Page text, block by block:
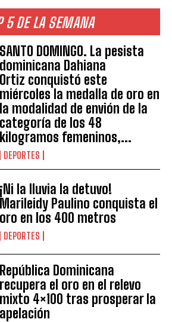
5 DE LA SEMANA
SANTO DOMINGO. La pesista
dominicana Dahiana
Ortiz conquistó este
miércoles la medalla de oro en
la modalidad de envión de la
categoría de los 48
kilogramos femeninos,...
DEPORTES
¡Ni la lluvia la detuvo!
Marileidy Paulino conquista el
oro en los 400 metros
DEPORTES
República Dominicana
recupera el oro en el relevo
mixto 4×100 tras prosperar la
apelación